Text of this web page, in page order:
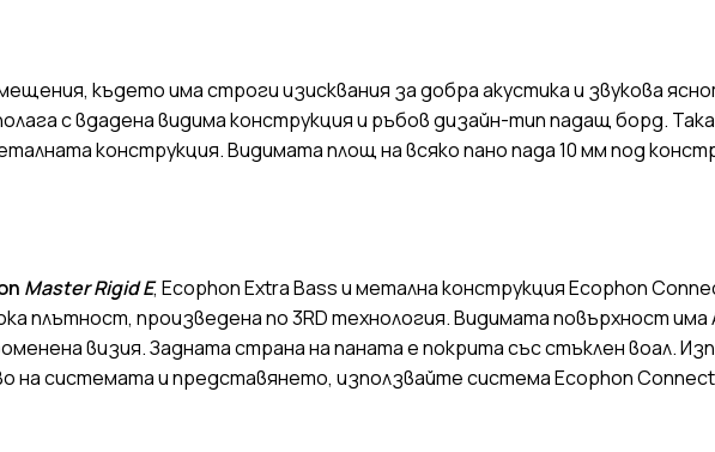
където има строги изисквания за добра акустика и звукова
с вдадена видима конструкция и ръбов дизайн-тип падащ борд.
конструкция. Видимата площ на всяко пано пада 10 мм под
Master Rigid E, Ecophon Extra Bass и метална конструкция Ecophon
плътност, произведена по 3RD технология. Видимата повърхност
визия. Задната страна на паната е покрита със стъклен воал.
на системата и представянето, използвайте система Ecophon